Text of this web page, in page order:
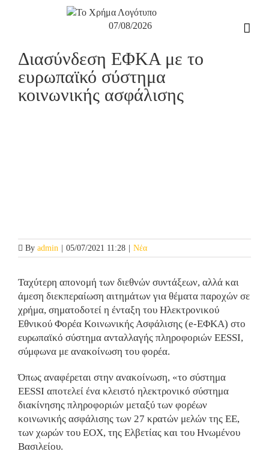
07/08/2026
Διασύνδεση ΕΦΚΑ με το
ευρωπαϊκό σύστημα
κοινωνικής ασφάλισης
By admin 05/07/2021 11:28 Νέα
Ταχύτερη απονομή των διεθνών συντάξεων, αλλά και
άμεση διεκπεραίωση αιτημάτων για θέματα παροχών σε
χρήμα, σηματοδοτεί η ένταξη του Ηλεκτρονικού
Εθνικού Φορέα Κοινωνικής Ασφάλισης (e-ΕΦΚΑ) στο
ευρωπαϊκό σύστημα ανταλλαγής πληροφοριών EESSI,
σύμφωνα με ανακοίνωση του φορέα.
Όπως αναφέρεται στην ανακοίνωση, «το σύστημα
EESSI αποτελεί ένα κλειστό ηλεκτρονικό σύστημα
διακίνησης πληροφοριών μεταξύ των φορέων
κοινωνικής ασφάλισης των 27 κρατών μελών της ΕΕ,
των χωρών του ΕΟΧ, της Ελβετίας και του Ηνωμένου
Βασιλείου.